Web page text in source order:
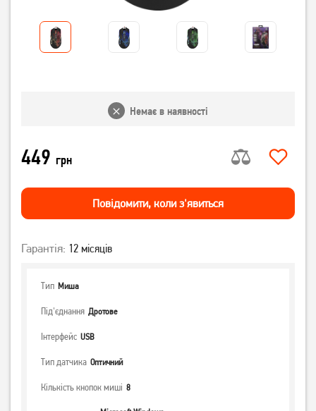
Немає в наявності
449 грн
Повiдомити, коли з'явиться
Гарантія: 12 місяців
Тип Миша
Під'єднання Дротове
Інтерфейс USB
Тип датчика Оптичний
Кількість кнопок миші 8